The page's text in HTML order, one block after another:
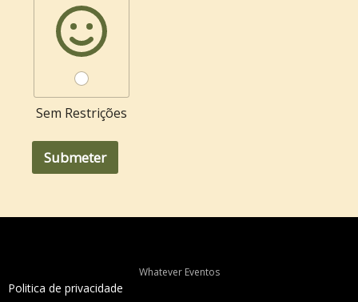
Sem Restrições
Submeter
Whatever Eventos
Politica de privacidade